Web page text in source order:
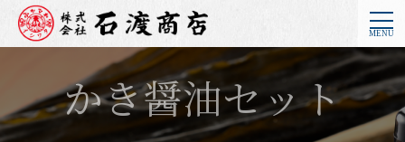
かき醤油セット